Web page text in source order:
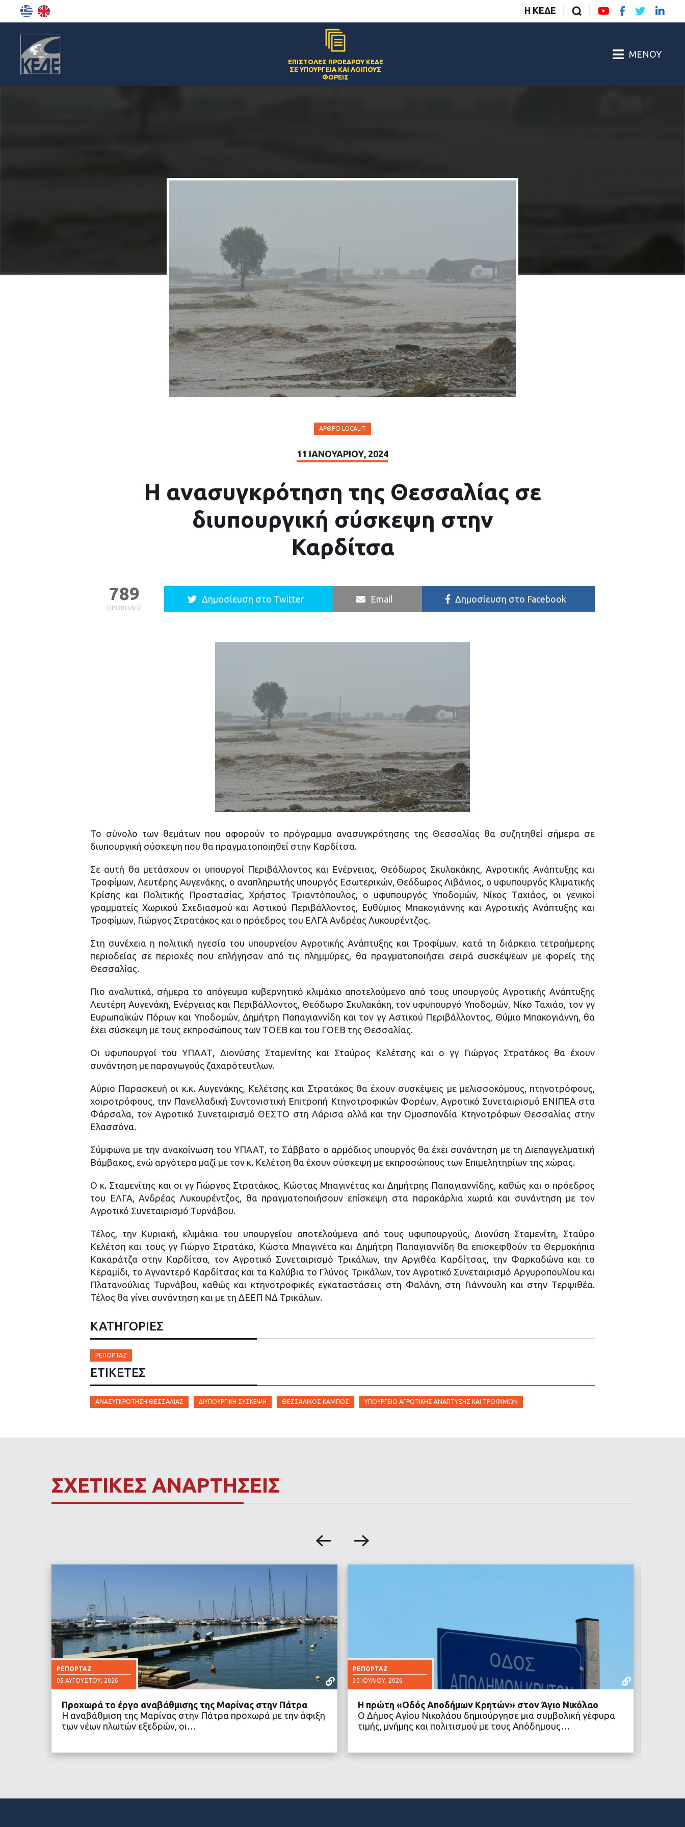
Η ΚΕΔΕ
ΕΠΙΣΤΟΛΈΣ ΠΡΟΈΔΡΟΥ ΚΕΔΕ
ΣΕ ΥΠΟΥΡΓΕΊΑ ΚΑΙ ΛΟΙΠΟΎΣ
ΦΟΡΕΊΣ
ΜΕΝΟΎ
ΆΡΘΡΟ LOCALIT
11 ΙΑΝΟΥΑΡΊΟΥ, 2024
Η ανασυγκρότηση της Θεσσαλίας σε
διυπουργική σύσκεψη στην
Καρδίτσα
ΠΡΟΒΟΛΈΣ
789 Δημοσίευση στο Twitter Email Δημοσίευση στο Facebook
Το σύνολο των θεμάτων που αφορούν το πρόγραμμα ανασυγκρότησης της Θεσσαλίας θα συζητηθεί σήμερα σε
διυπουργική σύσκεψη που θα πραγματοποιηθεί στην Καρδίτσα.
Σε αυτή θα μετάσχουν οι υπουργοί Περιβάλλοντος και Ενέργειας, Θεόδωρος Σκυλακάκης, Αγροτικής Ανάπτυξης και
Τροφίμων, Λευτέρης Αυγενάκης, ο αναπληρωτής υπουργός Εσωτερικών, Θεόδωρος Λιβάνιος, ο υφυπουργός Κλιματικής
Κρίσης και Πολιτικής Προστασίας, Χρήστος Τριαντόπουλος, ο υφυπουργός Υποδομών, Νίκος Ταχιάος, οι γενικοί
γραμματείς Χωρικού Σχεδιασμού και Αστικού Περιβάλλοντος, Ευθύμιος Μπακογιάννης και Αγροτικής Ανάπτυξης και
Τροφίμων, Γιώργος Στρατάκος και ο πρόεδρος του ΕΛΓΑ Ανδρέας Λυκουρέντζος.
Στη συνέχεια η πολιτική ηγεσία του υπουργείου Αγροτικής Ανάπτυξης και Τροφίμων, κατά τη διάρκεια τετραήμερης
περιοδείας σε περιοχές που επλήγησαν από τις πλημμύρες, θα πραγματοποιήσει σειρά συσκέψεων με φορείς της
Θεσσαλίας.
Πιο αναλυτικά, σήμερα το απόγευμα κυβερνητικό κλιμάκιο αποτελούμενο από τους υπουργούς Αγροτικής Ανάπτυξης
Λευτέρη Αυγενάκη, Ενέργειας και Περιβάλλοντος, Θεόδωρο Σκυλακάκη, τον υφυπουργό Υποδομών, Νίκο Ταχιάο, τον γγ
Ευρωπαϊκών Πόρων και Υποδομών, Δημήτρη Παπαγιαννίδη και τον γγ Αστικού Περιβάλλοντος, Θύμιο Μπακογιάννη, θα
έχει σύσκεψη με τους εκπροσώπους των ΤΟΕΒ και του ΓΟΕΒ της Θεσσαλίας.
Οι υφυπουργοί του ΥΠΑΑΤ, Διονύσης Σταμενίτης και Σταύρος Κελέτσης και ο γγ Γιώργος Στρατάκος θα έχουν
συνάντηση με παραγωγούς ζαχαρότευτλων.
Αύριο Παρασκευή οι κ.κ. Αυγενάκης, Κελέτσης και Στρατάκος θα έχουν συσκέψεις με μελισσοκόμους, πτηνοτρόφους,
χοιροτρόφους, την Πανελλαδική Συντονιστική Επιτροπή Κτηνοτροφικών Φορέων, Αγροτικό Συνεταιρισμό ΕΝΙΠΕΑ στα
Φάρσαλα, τον Αγροτικό Συνεταιρισμό ΘΕΣΤΟ στη Λάρισα αλλά και την Ομοσπονδία Κτηνοτρόφων Θεσσαλίας στην
Ελασσόνα.
Σύμφωνα με την ανακοίνωση του ΥΠΑΑΤ, το Σάββατο ο αρμόδιος υπουργός θα έχει συνάντηση με τη Διεπαγγελματική
Βάμβακος, ενώ αργότερα μαζί με τον κ. Κελέτση θα έχουν σύσκεψη με εκπροσώπους των Επιμελητηρίων της χώρας.
Ο κ. Σταμενίτης και οι γγ Γιώργος Στρατάκος, Κώστας Μπαγινέτας και Δημήτρης Παπαγιαννίδης, καθώς και ο πρόεδρος
του ΕΛΓΑ, Ανδρέας Λυκουρέντζος, θα πραγματοποιήσουν επίσκεψη στα παρακάρλια χωριά και συνάντηση με τον
Αγροτικό Συνεταιρισμό Τυρνάβου.
Τέλος, την Κυριακή, κλιμάκια του υπουργείου αποτελούμενα από τους υφυπουργούς, Διονύση Σταμενίτη, Σταύρο
Κελέτση και τους γγ Γιώργο Στρατάκο, Κώστα Μπαγινέτα και Δημήτρη Παπαγιαννίδη θα επισκεφθούν τα Θερμοκήπια
Κακαράτζα στην Καρδίτσα, τον Αγροτικό Συνεταιρισμό Τρικάλων, την Αργιθέα Καρδίτσας, την Φαρκαδώνα και το
Κεραμίδι, το Αγναντερό Καρδίτσας και τα Καλύβια το Γλύνος Τρικάλων, τον Αγροτικό Συνεταιρισμό Αργυροπουλίου και
Πλατανούλιας Τυρνάβου, καθώς και κτηνοτροφικές εγκαταστάσεις στη Φαλάνη, στη Γιάννουλη και στην Τερψιθέα.
Τέλος θα γίνει συνάντηση και με τη ΔΕΕΠ ΝΔ Τρικάλων.
ΚΑΤΗΓΟΡΙΕΣ
ΡΕΠΟΡΤΆΖ
ΕΤΙΚΈΤΕΣ
ΑΝΑΣΥΓΚΡΌΤΗΣΗ ΘΕΣΣΑΛΊΑΣ ΔΙΥΠΟΥΡΓΙΚΉ ΣΎΣΚΕΨΗ ΘΕΣΣΑΛΙΚΌΣ ΚΆΜΠΟΣ ΥΠΟΥΡΓΕΊΟ ΑΓΡΟΤΙΚΉΣ ΑΝΆΠΤΥΞΗΣ ΚΑΙ ΤΡΟΦΊΜΩΝ
ΣΧΕΤΙΚΕΣ ΑΝΑΡΤΗΣΕΙΣ
ΡΕΠΟΡΤΆΖ
05 ΑΥΓΟΎΣΤΟΥ, 2026
ΔΙΑΒΑΣΤΕ ΠΕΡΙΣΣΟΤΕΡΑ
Προχωρά το έργο αναβάθμισης της Μαρίνας στην Πάτρα
Η αναβάθμιση της Μαρίνας στην Πάτρα προχωρά με την άφιξη
των νέων πλωτών εξεδρών, οι…
ΡΕΠΟΡΤΆΖ
30 ΙΟΥΛΊΟΥ, 2026
ΔΙΑΒΑΣΤΕ ΠΕΡΙΣΣΟΤΕΡΑ
Η πρώτη «Οδός Αποδήμων Κρητών» στον Άγιο Νικόλαο
Ο Δήμος Αγίου Νικολάου δημιούργησε μια συμβολική γέφυρα
τιμής, μνήμης και πολιτισμού με τους Απόδημους…